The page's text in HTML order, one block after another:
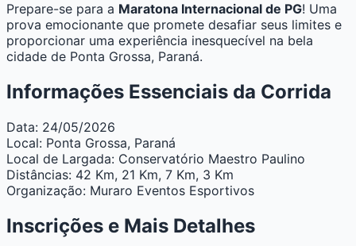
Prepare-se para a Maratona Internacional de PG! Uma
prova emocionante que promete desafiar seus limites e
proporcionar uma experiência inesquecível na bela
cidade de Ponta Grossa, Paraná.
Informações Essenciais da Corrida
Data: 24/05/2026
Local: Ponta Grossa, Paraná
Local de Largada: Conservatório Maestro Paulino
Distâncias: 42 Km, 21 Km, 7 Km, 3 Km
Organização: Muraro Eventos Esportivos
Inscrições e Mais Detalhes